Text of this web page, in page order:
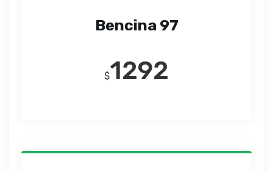
Bencina 97
$1292